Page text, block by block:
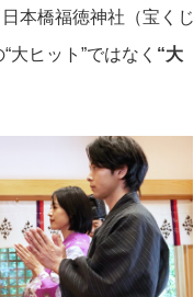
本橋福徳神社（宝くじ
ヒット”ではなく “大